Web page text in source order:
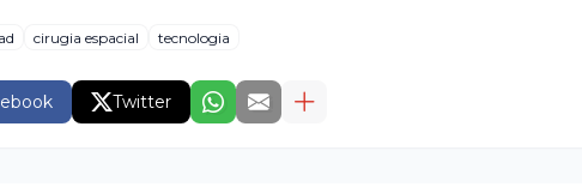
cirugia espacial tecnologia
Twitter